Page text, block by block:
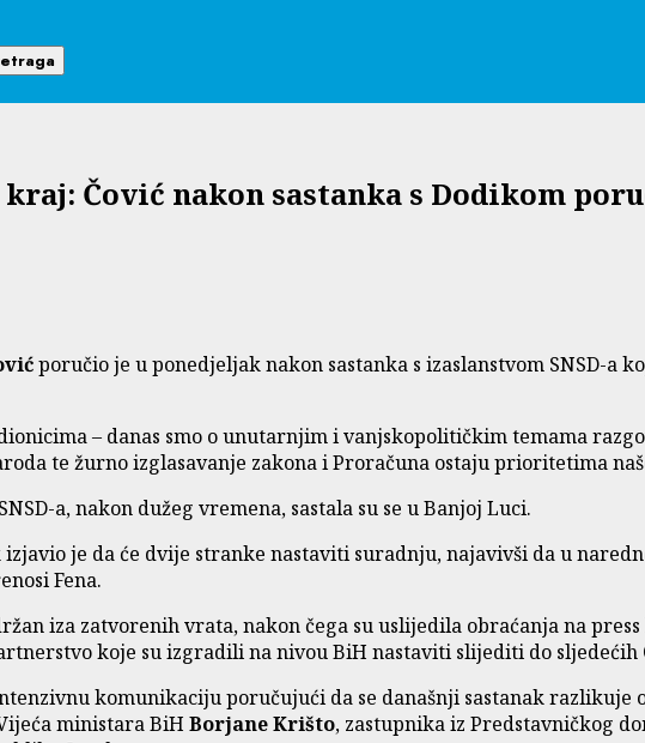
Čović nakon sastanka s Dodikom
poručio je u ponedjeljak nakon sastanka s izaslanstvom SNSD-a
– danas smo o unutarnjim i vanjskopolitičkim temama
te žurno izglasavanje zakona i Proračuna ostaju prioritetima
a, nakon dužeg vremena, sastala su se u Banjoj Luci.
je da će dvije stranke nastaviti suradnju, najavivši da u
Fena.
iza zatvorenih vrata, nakon čega su uslijedila obraćanja na
koje su izgradili na nivou BiH nastaviti slijediti do sljedećih
komunikaciju poručujući da se današnji sastanak
ministara BiH Borjane Krišto, zastupnika iz Predstavničkog